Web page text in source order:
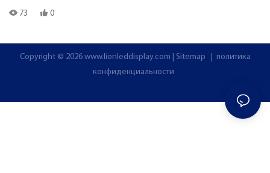
73 0
Copyright © 2026 www.lionleddisplay.com Sitemap
политика
конфиденциальности